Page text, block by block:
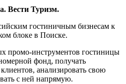
Вести Туризм.
гостиничным бизнесам к
блоке в Поиске.
промо-инструментов гостиницы
фонд, получать
анализировать свою
с ней напрямую.